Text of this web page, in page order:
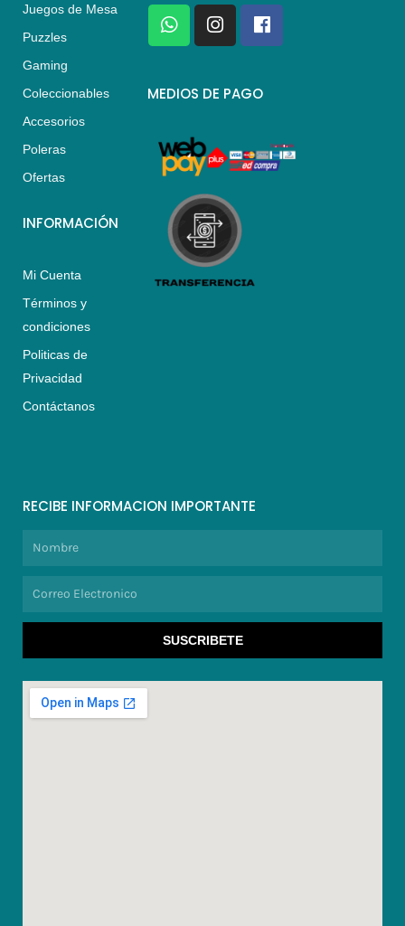
Juegos de Mesa
Puzzles
Gaming
Coleccionables
Accesorios
Poleras
Ofertas
INFORMACIÓN
Mi Cuenta
Términos y
condiciones
Politicas de
Privacidad
Contáctanos
W
h
a
s
p
I
n
s
a
a
m
F
a
c
b
k
MEDIOS DE PAGO
RECIBE INFORMACION IMPORTANTE
SUSCRIBETE